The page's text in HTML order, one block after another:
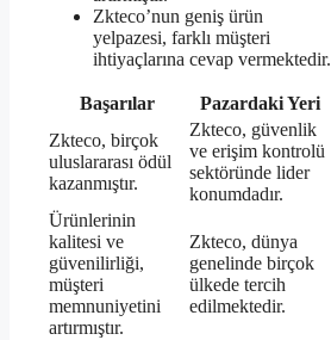
Zkteco’nun geniş ürün
yelpazesi, farklı müşteri
ihtiyaçlarına cevap vermektedir.
Başarılar
Pazardaki Yeri
Zkteco, birçok
uluslararası ödül
kazanmıştır.
Zkteco, güvenlik
ve erişim kontrolü
sektöründe lider
konumdadır.
Ürünlerinin
kalitesi ve
güvenilirliği,
müşteri
memnuniyetini
artırmıştır.
Zkteco, dünya
genelinde birçok
ülkede tercih
edilmektedir.